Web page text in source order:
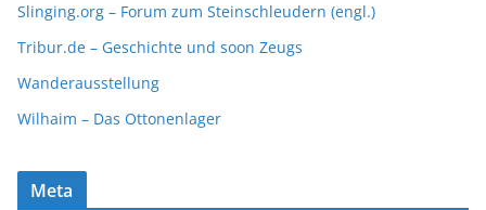
Slinging.org – Forum zum Steinschleudern (engl.)
Tribur.de – Geschichte und soon Zeugs
Wanderausstellung
Wilhaim – Das Ottonenlager
Meta